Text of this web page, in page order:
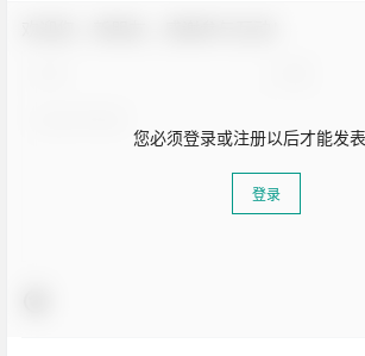
您必须登录或注册以后才能发
登录